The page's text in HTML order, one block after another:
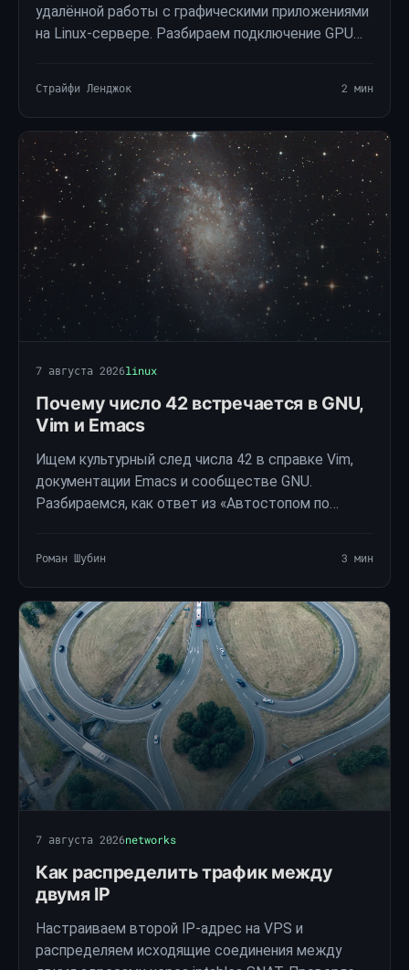
удалённой работы с графическими приложениями
на Linux-сервере. Разбираем подключение GPU
Страйфи Ленджок 2 мин
7 августа 2026linux
Почему число 42 встречается в GNU,
Vim и Emacs
Ищем культурный след числа 42 в справке Vim,
документации Emacs и сообществе GNU.
Разбираемся, как ответ из «Автостопом по
Роман Шубин 3 мин
7 августа 2026networks
Как распределить трафик между
двумя IP
Настраиваем второй IP-адрес на VPS и
распределяем исходящие соединения между